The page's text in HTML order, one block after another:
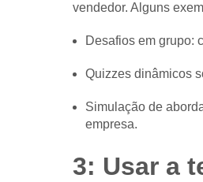
vendedor. Alguns
Desafios em grupo:
Quizzes dinâmicos
Simulação de
empresa.
3: Usar a